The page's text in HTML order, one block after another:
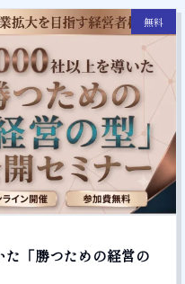
無料
た「勝つための経営の